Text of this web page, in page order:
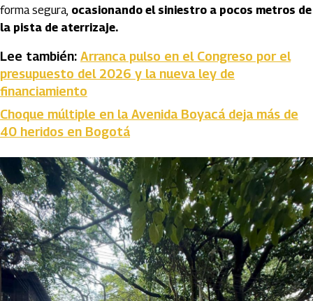
forma segura, ocasionando el siniestro a pocos metros de
la pista de aterrizaje.
Lee también: Arranca pulso en el Congreso por el
presupuesto del 2026 y la nueva ley de
financiamiento
Choque múltiple en la Avenida Boyacá deja más de
40 heridos en Bogotá